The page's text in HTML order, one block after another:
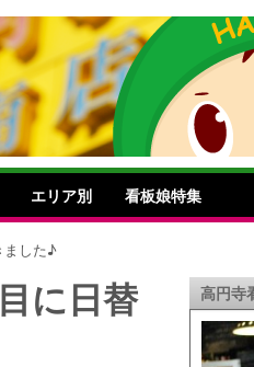
エリア別 看板娘特集
ました♪
に日替
高円寺